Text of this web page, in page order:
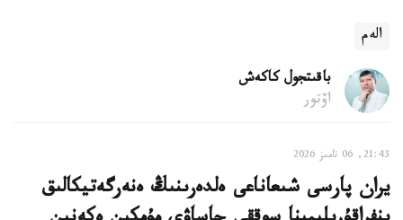
الەم
باقىتجول كاكەش
اۆتور
21:43, 06 تامىز 2026
يران پارسى شىعاناعى ەلدەرىنىڭ ەنەرگەتيكالىق